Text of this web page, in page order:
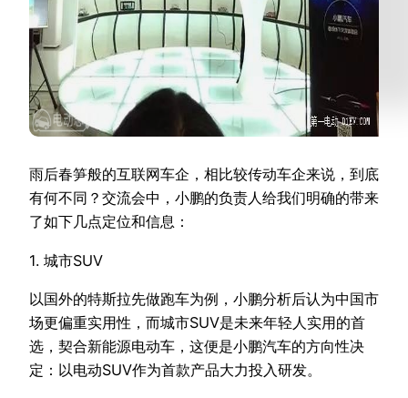
雨后春笋般的互联网车企，相比较传动车企来说，到底
有何不同？交流会中，小鹏的负责人给我们明确的带来
了如下几点定位和信息：
1. 城市SUV
以国外的特斯拉先做跑车为例，小鹏分析后认为中国市
场更偏重实用性，而城市SUV是未来年轻人实用的首
选，契合新能源电动车，这便是小鹏汽车的方向性决
定：以电动SUV作为首款产品大力投入研发。